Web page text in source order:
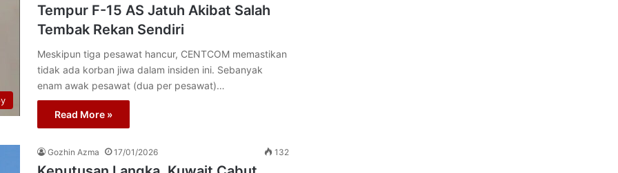
Tempur F-15 AS Jatuh Akibat Salah
Tembak Rekan Sendiri
Meskipun tiga pesawat hancur, CENTCOM memastikan
tidak ada korban jiwa dalam insiden ini. Sebanyak
enam awak pesawat (dua per pesawat)…
Read More »
Gozhin Azma 17/01/2026 132